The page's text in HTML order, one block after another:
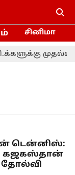
சினிமா
முதல்வர்
டென்னிஸ்:
கஜகஸ்தான்